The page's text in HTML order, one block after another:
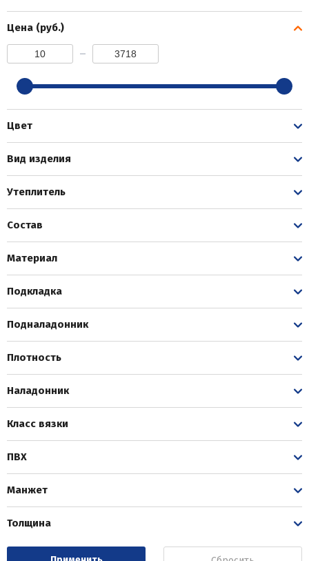
Цена (руб.)
Цвет
Вид изделия
Утеплитель
Состав
Материал
Подкладка
Подналадонник
Плотность
Наладонник
Класс вязки
ПВХ
Манжет
Толщина